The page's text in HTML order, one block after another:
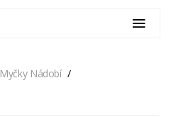
Myčky Nádobí